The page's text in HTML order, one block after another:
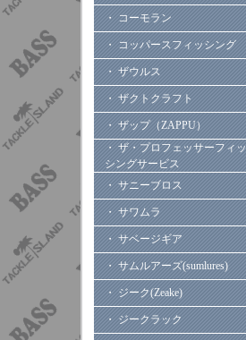
・ コーモラン
・ コッパースフィッシング
・ ザウルス
・ ザクトクラフト
・ ザップ（ZAPPU）
・ ザ・プロフェッサーフィッ
シングサービス
・ サニーブロス
・ サワムラ
・ サベージギア
・ サムルアーズ(sumlures)
・ ジーク(Zeake)
・ ジークラック